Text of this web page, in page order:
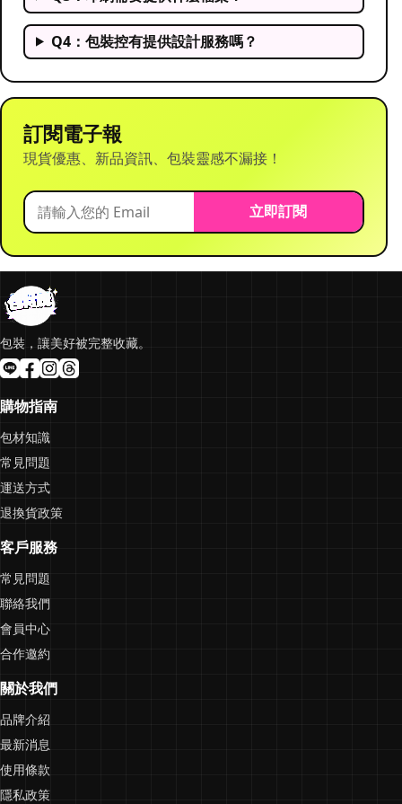
Q4：包裝控有提供設計服務嗎？
訂閱電子報
現貨優惠、新品資訊、包裝靈感不漏接！
立即訂閱
包裝，讓美好被完整收藏。
購物指南
包材知識
常見問題
運送方式
退換貨政策
客戶服務
常見問題
聯絡我們
會員中心
合作邀約
關於我們
品牌介紹
最新消息
使用條款
隱私政策